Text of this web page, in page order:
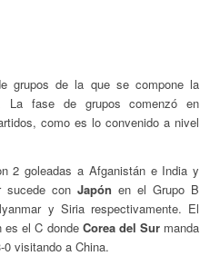
grupos de la que se compone la
La fase de grupos comenzó en
como es lo convenido a nivel
2 goleadas a Afganistán e India y
sucede conJapón en el Grupo B
y Siria respectivamente. El
es el C donde Corea del Sur manda
visitando a China.